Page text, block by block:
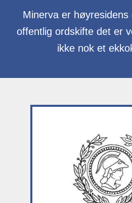
Minerva er
offentlig ordskifte det er
ikke nok et